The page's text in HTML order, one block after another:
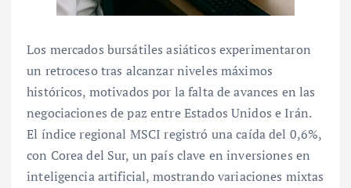
Los mercados bursátiles asiáticos experimentaron
un retroceso tras alcanzar niveles máximos
históricos, motivados por la falta de avances en las
negociaciones de paz entre Estados Unidos e Irán.
El índice regional MSCI registró una caída del 0,6%,
con Corea del Sur, un país clave en inversiones en
inteligencia artificial, mostrando variaciones mixtas